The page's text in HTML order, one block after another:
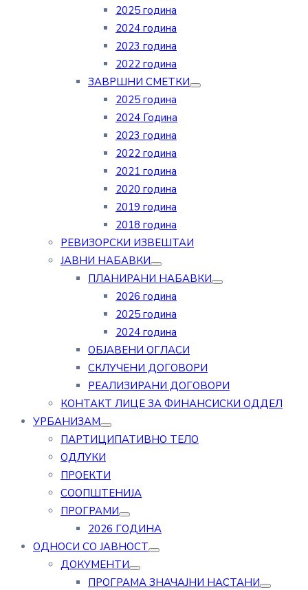
2025 година
2024 година
2023 година
2022 година
ЗАВРШНИ СМЕТКИ
2025 година
2024 Година
2023 година
2022 година
2021 година
2020 година
2019 година
2018 година
РЕВИЗОРСКИ ИЗВЕШТАИ
ЈАВНИ НАБАВКИ
ПЛАНИРАНИ НАБАВКИ
2026 година
2025 година
2024 година
ОБЈАВЕНИ ОГЛАСИ
СКЛУЧЕНИ ДОГОВОРИ
РЕАЛИЗИРАНИ ДОГОВОРИ
КОНТАКТ ЛИЦЕ ЗА ФИНАНСИСКИ ОДДЕЛ
УРБАНИЗАМ
ПАРТИЦИПАТИВНО ТЕЛО
ОДЛУКИ
ПРОЕКТИ
СООПШТЕНИЈА
ПРОГРАМИ
2026 ГОДИНА
ОДНОСИ СО ЈАВНОСТ
ДОКУМЕНТИ
ПРОГРАМА ЗНАЧАЈНИ НАСТАНИ